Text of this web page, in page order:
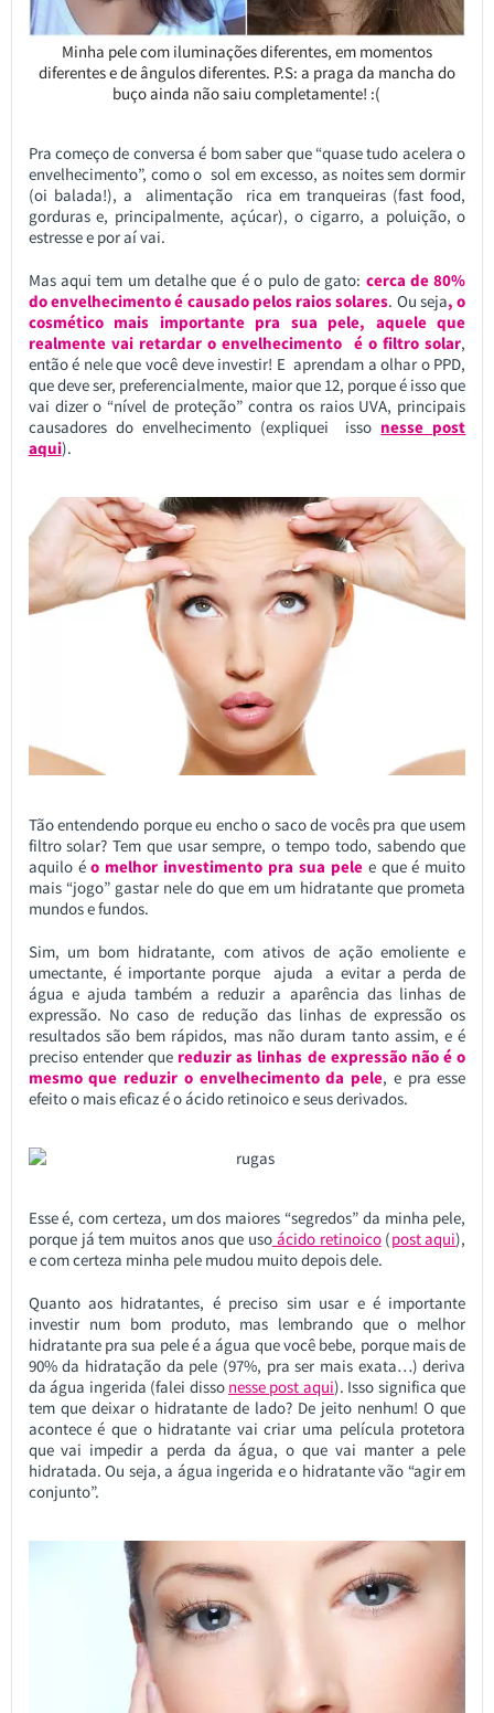
Minha pele com iluminações diferentes, em momentos
diferentes e de ângulos diferentes. P.S: a praga da mancha do
buço ainda não saiu completamente! :(
Pra começo de conversa é bom saber que “quase tudo acelera o
envelhecimento”, como o sol em excesso, as noites sem dormir
(oi balada!), a alimentação rica em tranqueiras (fast food,
gorduras e, principalmente, açúcar), o cigarro, a poluição, o
estresse e por aí vai.
Mas aqui tem um detalhe que é o pulo de gato: cerca de 80%
do envelhecimento é causado pelos raios solares. Ou seja, o
cosmético mais importante pra sua pele, aquele que
realmente vai retardar o envelhecimento é o filtro solar,
então é nele que você deve investir! E aprendam a olhar o PPD,
que deve ser, preferencialmente, maior que 12, porque é isso que
vai dizer o “nível de proteção” contra os raios UVA, principais
causadores do envelhecimento (expliquei isso nesse post
aqui).
Tão entendendo porque eu encho o saco de vocês pra que usem
filtro solar? Tem que usar sempre, o tempo todo, sabendo que
aquilo éo melhor investimento pra sua pelee que é muito
mais “jogo” gastar nele do que em um hidratante que prometa
mundos e fundos.
Sim, um bom hidratante, com ativos de ação emoliente e
umectante, é importante porque ajuda a evitar a perda de
água e ajuda também a reduzir a aparência das linhas de
expressão. No caso de redução das linhas de expressão os
resultados são bem rápidos, mas não duram tanto assim, e é
preciso entender que reduzir as linhas de expressão não é o
mesmo que reduzir o envelhecimento da pele, e pra esse
efeito o mais eficaz é o ácido retinoico e seus derivados.
Esse é, com certeza, um dos maiores “segredos” da minha pele,
porque já tem muitos anos que usoácido retinoico(post aqui),
e com certeza minha pele mudou muito depois dele.
Quanto aos hidratantes, é preciso sim usar e é importante
investir num bom produto, mas lembrando que o melhor
hidratante pra sua pele é a água que você bebe, porque mais de
90% da hidratação da pele (97%, pra ser mais exata…) deriva
da água ingerida (falei disso nesse post aqui). Isso significa que
tem que deixar o hidratante de lado? De jeito nenhum! O que
acontece é que o hidratante vai criar uma película protetora
que vai impedir a perda da água, o que vai manter a pele
hidratada. Ou seja, a água ingerida e o hidratante vão “agir em
conjunto”.